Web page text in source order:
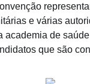
e várias
academia de
que são